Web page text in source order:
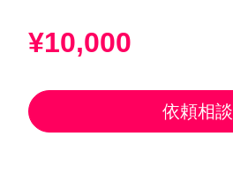
¥10,000
依頼相談